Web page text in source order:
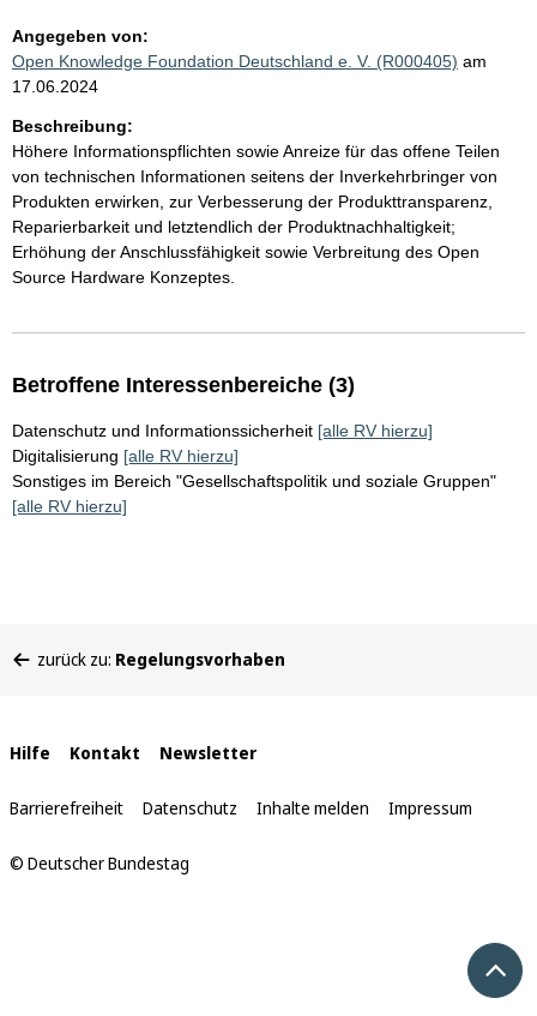
Angegeben von:
Open Knowledge Foundation Deutschland e. V. (R000405) am
17.06.2024
Beschreibung:
Höhere Informationspflichten sowie Anreize für das offene Teilen
von technischen Informationen seitens der Inverkehrbringer von
Produkten erwirken, zur Verbesserung der Produkttransparenz,
Reparierbarkeit und letztendlich der Produktnachhaltigkeit;
Erhöhung der Anschlussfähigkeit sowie Verbreitung des Open
Source Hardware Konzeptes.
Betroffene Interessenbereiche (3)
Datenschutz und Informationssicherheit [alle RV hierzu]
Digitalisierung [alle RV hierzu]
Sonstiges im Bereich "Gesellschaftspolitik und soziale Gruppen"
[alle RV hierzu]
befinden
zurück zu: Regelungsvorhaben
Interne
Links
Hilfe Kontakt Newsletter
Barrierefreiheit Datenschutz Inhalte melden Impressum
© Deutscher Bundestag